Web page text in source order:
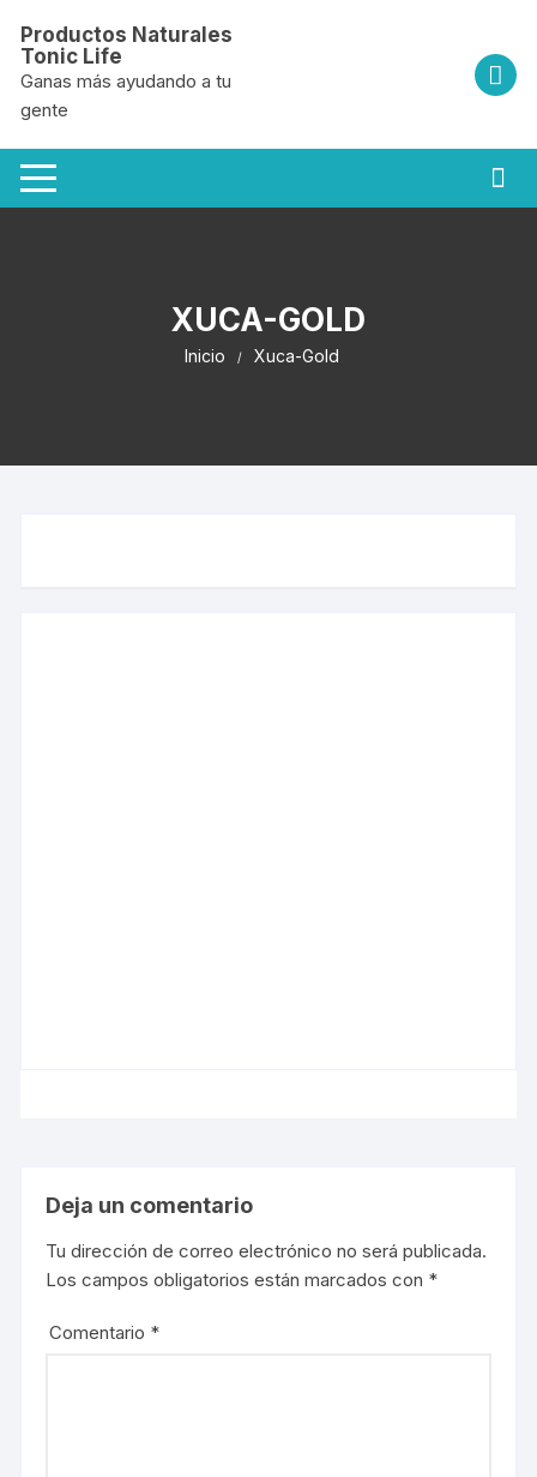
contenido
Productos Naturales
Tonic Life
Ganas más ayudando a tu
gente
XUCA-GOLD
Inicio Xuca-Gold
Deja un comentario
Tu dirección de correo electrónico no será publicada.
Los campos obligatorios están marcados con *
Comentario *